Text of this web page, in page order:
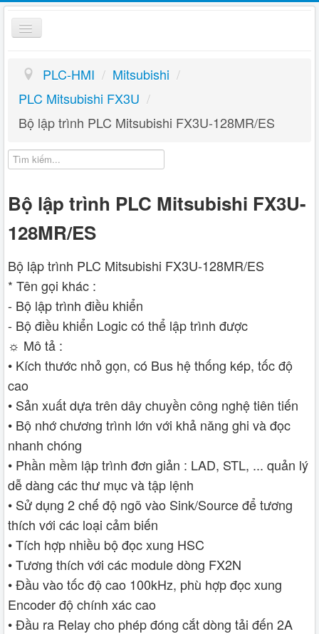
Toggle
Navigation
PLC HMI
Giỏ hàng
Hướng dẫn
Liên hệ
PLC-HMI / Mitsubishi /
PLC Mitsubishi FX3U /
Bộ lập trình PLC Mitsubishi FX3U-128MR/ES
Bộ lập trình PLC Mitsubishi FX3U-
128MR/ES
Bộ lập trình PLC Mitsubishi FX3U-128MR/ES
* Tên gọi khác :
- Bộ lập trình điều khiển
- Bộ điều khiển Logic có thể lập trình được
☼ Mô tả :
• Kích thước nhỏ gọn, có Bus hệ thống kép, tốc độ
cao
• Sản xuất dựa trên dây chuyền công nghệ tiên tiến
• Bộ nhớ chương trình lớn với khả năng ghi và đọc
nhanh chóng
• Phần mềm lập trình đơn giản : LAD, STL, ... quản lý
dễ dàng các thư mục và tập lệnh
• Sử dụng 2 chế độ ngõ vào Sink/Source để tương
thích với các loại cảm biến
• Tích hợp nhiều bộ đọc xung HSC
• Tương thích với các module dòng FX2N
• Đầu vào tốc độ cao 100kHz, phù hợp đọc xung
Encoder độ chính xác cao
• Đầu ra Relay cho phép đóng cắt dòng tải đến 2A